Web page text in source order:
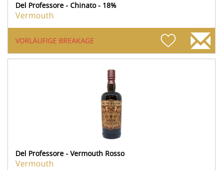
Del Professore - Chinato - 18%
Vermouth
VORLÄUFIGE BREAKAGE
Del Professore - Vermouth Rosso
Vermouth